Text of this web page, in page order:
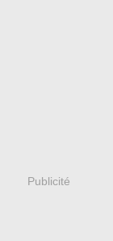
Publicité